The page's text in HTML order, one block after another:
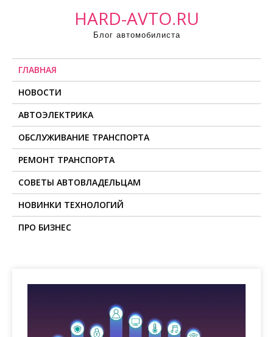
HARD-AVTO.RU
Блог автомобилиста
ГЛАВНАЯ
НОВОСТИ
АВТОЭЛЕКТРИКА
ОБСЛУЖИВАНИЕ ТРАНСПОРТА
РЕМОНТ ТРАНСПОРТА
СОВЕТЫ АВТОВЛАДЕЛЬЦАМ
НОВИНКИ ТЕХНОЛОГИЙ
ПРО БИЗНЕС